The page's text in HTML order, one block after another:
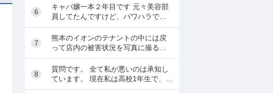
ください。大阪市です
6
キャバ嬢一本２年目です 元々美容部
員してたんですけど、パワハラでや
めてなかなか復帰できずにキャバを
やっています 昼間の仕事復帰したい
のですが、またパワハラ...
7
熊本のイオンのテナントの中には戻
って店内の被害状況を写真に撮るよ
う従業員が指示された所があったと
言われます。事実ですか。テナント
名は分かりますか。
8
質問です。 全て私が悪いのは承知し
ています。 現在私は高校1年生で、某
寿司チェーン店バイトをの面接を受